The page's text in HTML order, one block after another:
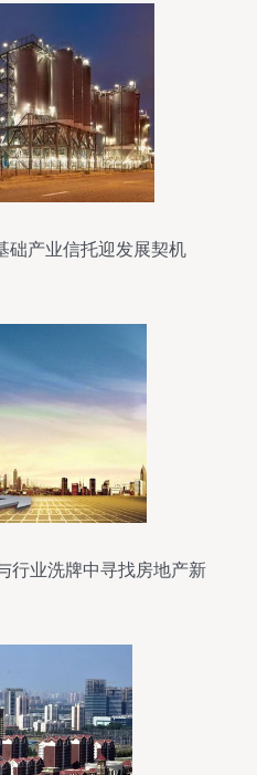
础产业信托迎发展契机
行业洗牌中寻找房地产新